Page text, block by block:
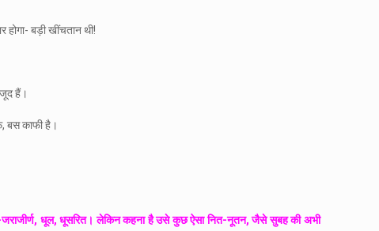
बड़ी खींचतान थी!
हैं।
बस काफी है।
धूल, धूसरित। लेकिन कहना है उसे कुछ ऐसा नित-नूतन, जैसे सुबह की अभी